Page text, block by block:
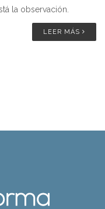
la observación.
LEER MÁS